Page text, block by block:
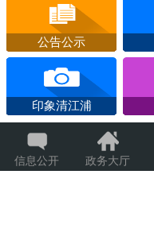
公告公示
印象清江浦
信息公开 政务大厅